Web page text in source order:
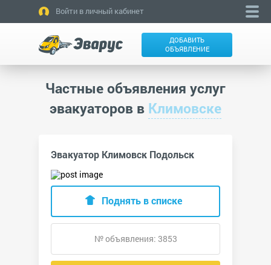
Войти в личный кабинет
ДОБАВИТЬ
ОБЪЯВЛЕНИЕ
Частные объявления услуг
эвакуаторов в Климовске
Эвакуатор Климовск Подольск
Поднять в списке
№ объявления: 3853